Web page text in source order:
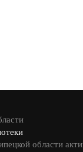
области